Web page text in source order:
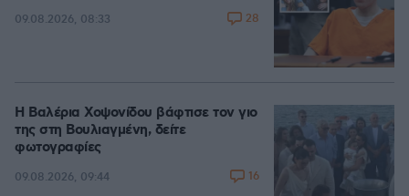
09.08.2026, 08:33 28
Η Βαλέρια Χοψονίδου βάφτισε τον γιο
της στη Βουλιαγμένη, δείτε
φωτογραφίες
09.08.2026, 09:44 16